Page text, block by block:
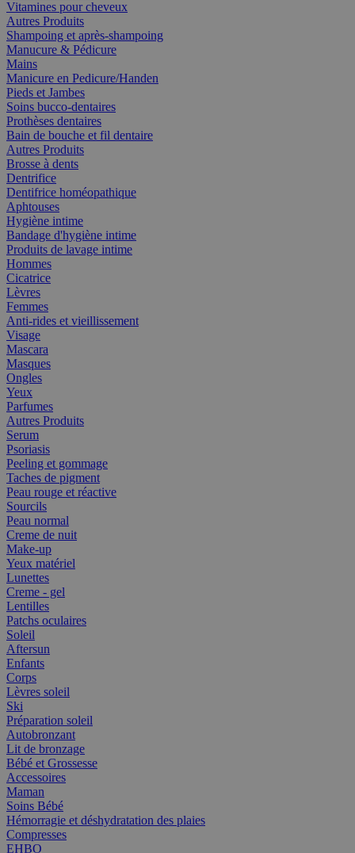
Vitamines pour cheveux
Autres Produits
Shampoing et après-shampoing
Manucure & Pédicure
Mains
Manicure en Pedicure/Handen
Pieds et Jambes
Soins bucco-dentaires
Prothèses dentaires
Bain de bouche et fil dentaire
Autres Produits
Brosse à dents
Dentrifice
Dentifrice homéopathique
Aphtouses
Hygiène intime
Bandage d'hygiène intime
Produits de lavage intime
Hommes
Cicatrice
Lèvres
Femmes
Anti-rides et vieillissement
Visage
Mascara
Masques
Ongles
Yeux
Parfumes
Autres Produits
Serum
Psoriasis
Peeling et gommage
Taches de pigment
Peau rouge et réactive
Sourcils
Peau normal
Creme de nuit
Make-up
Yeux matériel
Lunettes
Creme - gel
Lentilles
Patchs oculaires
Soleil
Aftersun
Enfants
Corps
Lèvres soleil
Ski
Préparation soleil
Autobronzant
Lit de bronzage
Bébé et Grossesse
Accessoires
Maman
Soins Bébé
Hémorragie et déshydratation des plaies
Compresses
EHBO